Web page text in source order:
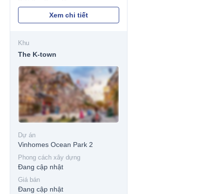
ShophouseXem chi tiết
Khu
The K-town
Dự án
Vinhomes Ocean Park 2
Phong cách xây dựng
Đang cập nhật
Giá bán
Đang cập nhật